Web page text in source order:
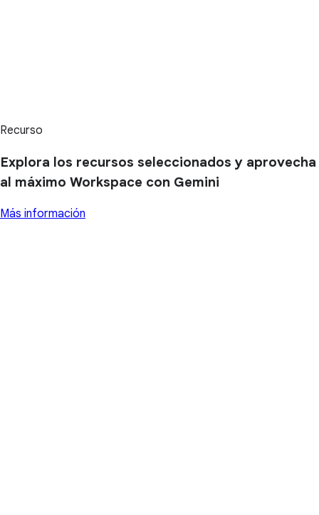
Recurso
Explora los recursos seleccionados y aprovecha
al máximo Workspace con Gemini
Más información